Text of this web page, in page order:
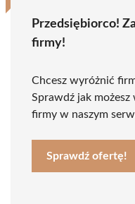
Przedsiębiorco!
firmy!
Chcesz wyróżnić
Sprawdź jak
firmy w naszym
Sprawdź ofertę!